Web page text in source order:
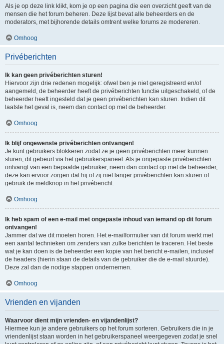
Als je op deze link klikt, kom je op een pagina die een overzicht geeft van de
mensen die het forum beheren. Deze lijst bevat alle beheerders en de
moderators, met bijhorende details omtrent welke forums ze modereren.
Omhoog
Privéberichten
Ik kan geen privéberichten sturen!
Hiervoor zijn drie redenen mogelijk: ofwel ben je niet geregistreerd en/of
aangemeld, de beheerder heeft de privéberichten functie uitgeschakeld, of de
beheerder heeft ingesteld dat je geen privéberichten kan sturen. Indien dit
laatste het geval is, neem dan contact op met de beheerder.
Omhoog
Ik blijf ongewenste privéberichten ontvangen!
Je kunt gebruikers blokkeren zodat ze je geen privéberichten meer kunnen
sturen, dit gebeurt via het gebruikerspaneel. Als je ongepaste privéberichten
ontvangt van een bepaalde gebruiker, neem dan contact op met de beheerder,
deze kan ervoor zorgen dat hij of zij niet langer privéberichten kan sturen of
gebruik de meldknop in het privébericht.
Omhoog
Ik heb spam of een e-mail met ongepaste inhoud van iemand op dit forum
ontvangen!
Jammer dat we dit moeten horen. Het e-mailformulier van dit forum werkt met
een aantal technieken om zenders van zulke berichten te traceren. Het beste
wat je kan doen is de beheerder een kopie van het bericht e-mailen, inclusief
de headers (hierin staan de details van de gebruiker die de e-mail stuurde).
Deze zal dan de nodige stappen ondernemen.
Omhoog
Vrienden en vijanden
Waarvoor dient mijn vrienden- en vijandenlijst?
Hiermee kun je andere gebruikers op het forum sorteren. Gebruikers die in je
vriendenlijst staan worden in het gebruikerspaneel weergegeven zodat je snel